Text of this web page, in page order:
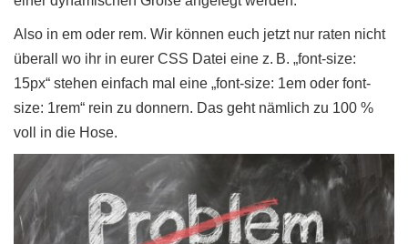
Also in em oder rem. Wir können euch jetzt nur raten nicht
überall wo ihr in eurer CSS Datei eine z. B. „font-size:
15px“ stehen einfach mal eine „font-size: 1em oder font-
size: 1rem“ rein zu donnern. Das geht nämlich zu 100 %
voll in die Hose.